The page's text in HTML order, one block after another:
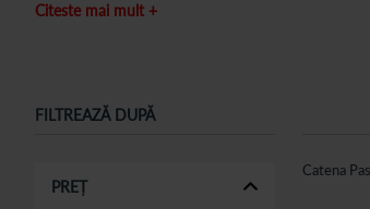
comanda rapid la domiciliu si chiar in cea mai
Citeste mai mult +
Catena
FILTREAZĂ DUPĂ
PREȚ